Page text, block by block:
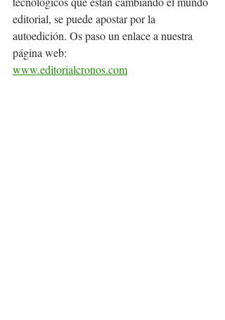
editorial, se puede apostar por la
autoedición. Os paso un enlace a nuestra
página web:
www.editorialcronos.com